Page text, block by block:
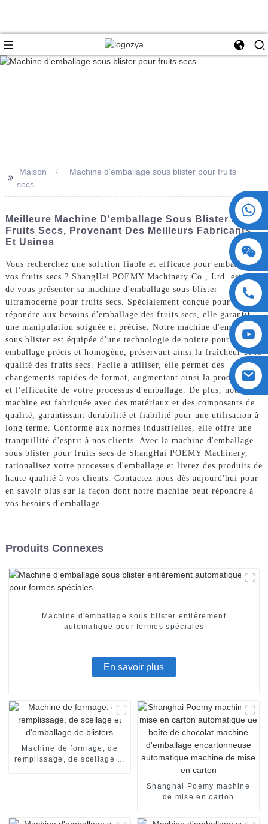
>>
Maison
Machine d'emballage sous blister pour fruits
secs
Meilleure Machine D'emballage Sous Blister Pour
Fruits Secs, Provenant Des Meilleurs Fabricants
Et Usines
Vous recherchez une solution fiable et efficace pour emballer
vos fruits secs ? ShangHai POEMY Machinery Co., Ltd. est fier
de vous présenter sa machine d'emballage sous blister
ultramoderne pour fruits secs. Spécialement conçue pour
répondre aux besoins d'emballage des fruits secs, elle garantit
une manipulation soignée et précise. Notre machine d'emballage
sous blister est équipée d'une technologie de pointe pour un
emballage précis et homogène, préservant ainsi la fraîcheur et la
qualité des fruits secs. Facile à utiliser, elle permet des
changements rapides de format, augmentant ainsi la productivité
et l'efficacité de votre processus d'emballage. De plus, notre
machine est fabriquée avec des matériaux et des composants de
qualité, garantissant durabilité et fiabilité pour une utilisation à
long terme. Conforme aux normes industrielles, elle offre une
tranquillité d'esprit à nos clients. Avec la machine d'emballage
sous blister pour fruits secs de ShangHai POEMY Machinery,
rationalisez votre processus d'emballage et livrez des produits de
haute qualité à vos clients. Contactez-nous dès aujourd'hui pour
en savoir plus sur la façon dont notre machine peut répondre à
vos besoins d'emballage.
Produits Connexes
Machine d'emballage sous blister entièrement
automatique pour formes spéciales
En savoir plus
Machine de formage, de
remplissage, de scellage et
Shanghai Poemy machine
de mise en carton